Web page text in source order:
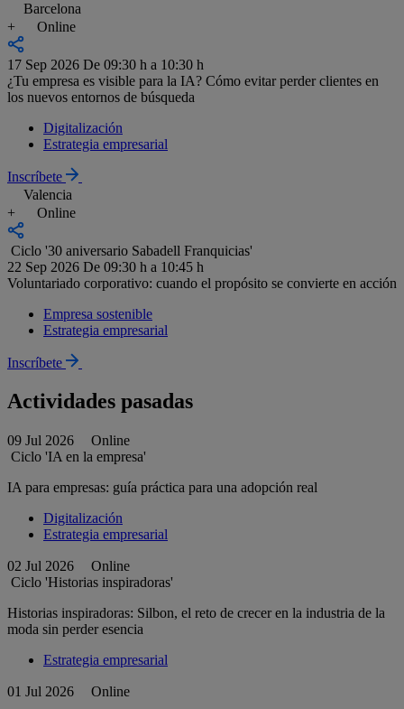
Barcelona
+
Online
17 Sep 2026 De 09:30 h a 10:30 h
¿Tu empresa es visible para la IA? Cómo evitar perder clientes en
los nuevos entornos de búsqueda
Digitalización
Estrategia empresarial
Inscríbete
Valencia
+
Online
Ciclo '30 aniversario Sabadell Franquicias'
22 Sep 2026 De 09:30 h a 10:45 h
Voluntariado corporativo: cuando el propósito se convierte en acción
Empresa sostenible
Estrategia empresarial
Inscríbete
Actividades pasadas
09 Jul 2026
Online
Ciclo 'IA en la empresa'
IA para empresas: guía práctica para una adopción real
Digitalización
Estrategia empresarial
02 Jul 2026
Online
Ciclo 'Historias inspiradoras'
Historias inspiradoras: Silbon, el reto de crecer en la industria de la
moda sin perder esencia
Estrategia empresarial
01 Jul 2026
Online